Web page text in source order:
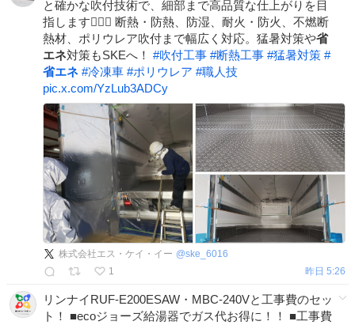
と確かな吹付技術で、細部まで高品質な仕上がりを目
指します👷‍♂️✨ 断熱・防熱、防湿、耐火・防火、不燃断
熱材、ポリウレア吹付まで幅広く対応。猛暑対策や省
エネ対策もSKEへ！ #吹付工事 #断熱工事 #猛暑対策 #
省エネ #冷凍車 #ポリウレア #職人技
pic.x.com/YzLub3ADCy
株式会社エス・ケイ・イー @ske_6016
1
昨日 5:26
リンナイRUF-E200ESAW・MBC-240Vと工事費のセッ
ト！ ■ecoジョーズ給湯器でガス代お得に！！ ■工事費